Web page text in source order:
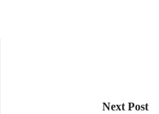
Next Post